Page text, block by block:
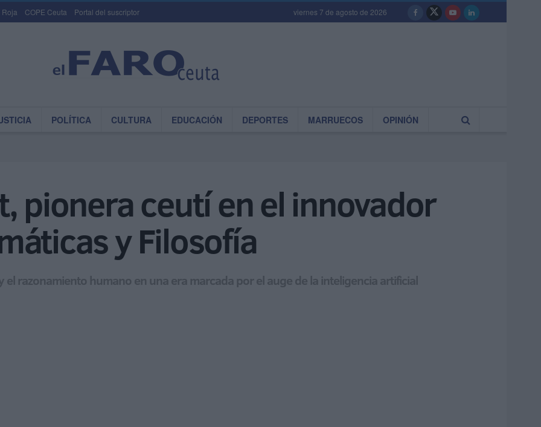
Roja COPE Ceuta Portal del suscriptor viernes 7 de agosto de 2026
POLÍTICA CULTURA EDUCACIÓN DEPORTES MARRUECOS OPINIÓN
pionera ceutí en el innovador
y Filosofía
el razonamiento humano en una era marcada por el auge de la inteligencia artificial